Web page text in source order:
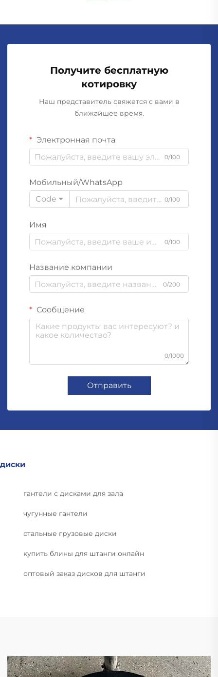
Получите бесплатную
котировку
Наш представитель свяжется с вами в
ближайшее время.
Электронная почта
0/100
Мобильный/WhatsApp
Code
0/100
Имя
0/100
Название компании
0/200
Сообщение
0/1000
Отправить
диски
гантели с дисками для зала
чугунные гантели
стальные грузовые диски
купить блины для штанги онлайн
оптовый заказ дисков для штанги